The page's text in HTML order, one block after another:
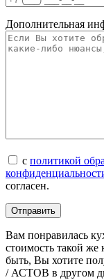
Дополнительная
с политикой
согласен.
Вам понравилась
стоимость такой
быть, Вы хотите
/ АСТОВ в другом